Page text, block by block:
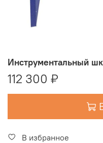
Инструментальный
112 300 ₽
В избранное